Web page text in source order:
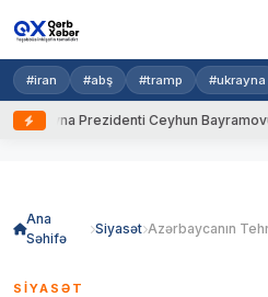
#iran #abş #tramp #ukrayna
Prezidenti Ceyhun Bayramovu
Ana
Səhifə
Siyasət
SIYASƏT